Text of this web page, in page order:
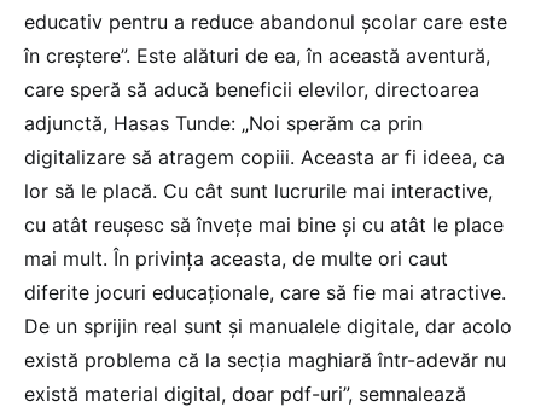
educativ pentru a reduce abandonul școlar care este
în creștere”. Este alături de ea, în această aventură,
care speră să aducă beneficii elevilor, directoarea
adjunctă, Hasas Tunde: „Noi sperăm ca prin
digitalizare să atragem copiii. Aceasta ar fi ideea, ca
lor să le placă. Cu cât sunt lucrurile mai interactive,
cu atât reușesc să învețe mai bine și cu atât le place
mai mult. În privința aceasta, de multe ori caut
diferite jocuri educaționale, care să fie mai atractive.
De un sprijin real sunt și manualele digitale, dar acolo
există problema că la secția maghiară într-adevăr nu
există material digital, doar pdf-uri”, semnalează